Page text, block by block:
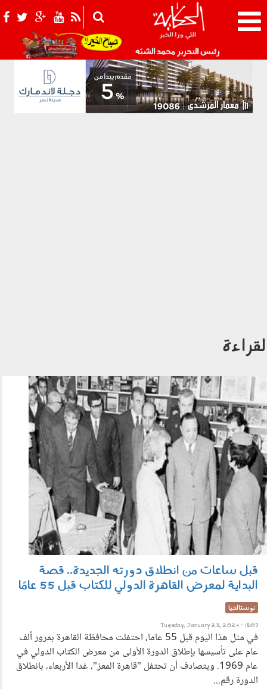
رئيس التحرير محمد الشبّه 021_2.png
2301_012.jpg
قبل ساعات من انطلاق دورته الجديدة.. قصة
البداية لمعرض القاهرة الدولي للكتاب قبل 55 عامًا
نوستالجيا
Tuesday, January 23, 2024 - 18:07
في مثل هذا اليوم قبل 55 عاما، احتفلت محافظة القاهرة بمرور ألف
عام على تأسيسها بإطلاق الدورة الأولى من معرض الكتاب الدولي في
عام 1969. ويتصادف أن تحتفل "قاهرة المعز"، غدا الأربعاء، بانطلاق
الدورة رقم...